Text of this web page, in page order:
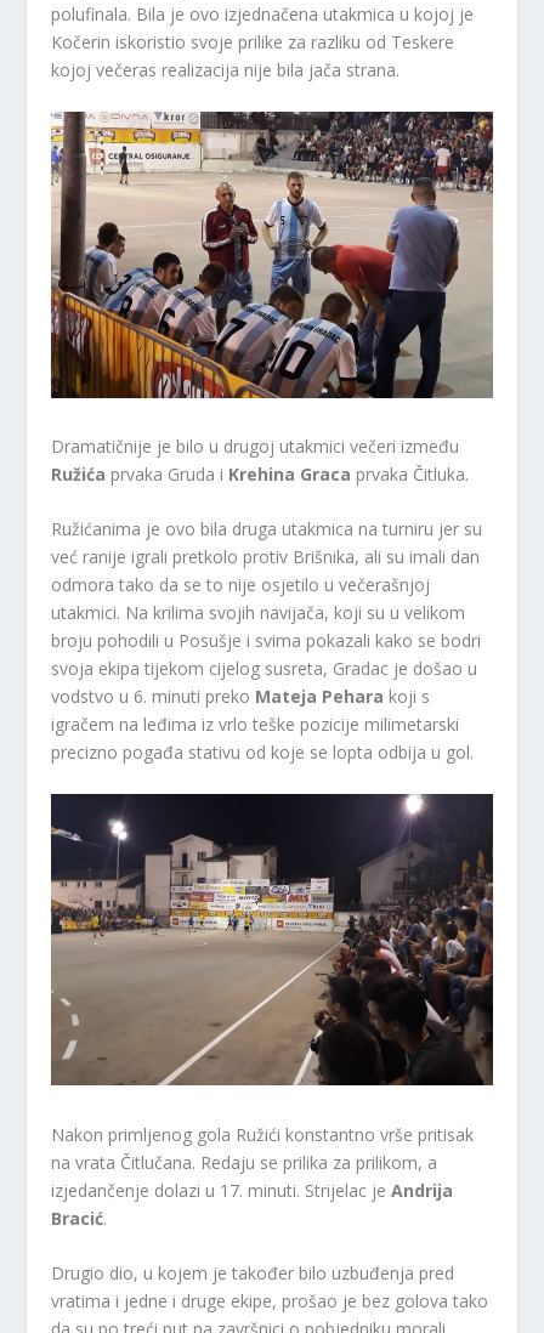
polufinala. Bila je ovo izjednačena utakmica u kojoj je
Kočerin iskoristio svoje prilike za razliku od Teskere
kojoj večeras realizacija nije bila jača strana.
Dramatičnije je bilo u drugoj utakmici večeri između
Ružića prvaka Gruda i Krehina Graca prvaka Čitluka.
Ružićanima je ovo bila druga utakmica na turniru jer su
već ranije igrali pretkolo protiv Brišnika, ali su imali dan
odmora tako da se to nije osjetilo u večerašnjoj
utakmici. Na krilima svojih navijača, koji su u velikom
broju pohodili u Posušje i svima pokazali kako se bodri
svoja ekipa tijekom cijelog susreta, Gradac je došao u
vodstvo u 6. minuti preko Mateja Pehara koji s
igračem na leđima iz vrlo teške pozicije milimetarski
precizno pogađa stativu od koje se lopta odbija u gol.
Nakon primljenog gola Ružići konstantno vrše pritisak
na vrata Čitlučana. Redaju se prilika za prilikom, a
izjedančenje dolazi u 17. minuti. Strijelac jeAndrija
Bracić.
Drugio dio, u kojem je također bilo uzbuđenja pred
vratima i jedne i druge ekipe, prošao je bez golova tako